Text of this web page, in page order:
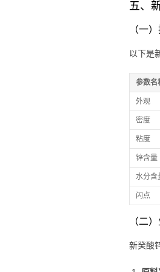
五、
（一
以下是
参数名
外观
密度
粘度
锌含量
水分含
闪点
（二
新癸酸